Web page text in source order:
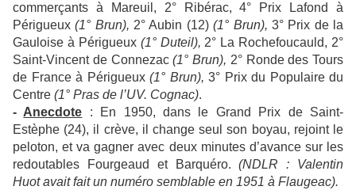
commerçants à Mareuil, 2° Ribérac, 4° Prix Lafond à
Périgueux(1° Brun), 2° Aubin (12)(1° Brun), 3° Prix de la
Gauloise à Périgueux (1° Duteil), 2° La Rochefoucauld, 2°
Saint-Vincent de Connezac(1° Brun), 2° Ronde des Tours
de France à Périgueux (1° Brun), 3° Prix du Populaire du
Centre (1° Pras de l’UV. Cognac).
- Anecdote : En 1950, dans le Grand Prix de Saint-
Estèphe (24), il crève, il change seul son boyau, rejoint le
peloton, et va gagner avec deux minutes d’avance sur les
redoutables Fourgeaud et Barquéro.(NDLR : Valentin
Huot avait fait un numéro semblable en 1951 à Flaugeac).